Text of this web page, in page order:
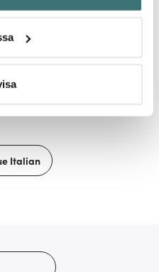
att aktivt skanna den för
uppgifter
ditt samtycke när som
och annonserna
tror att du tycker om. Det
vår trafik och göra
av våra kunder
Italian